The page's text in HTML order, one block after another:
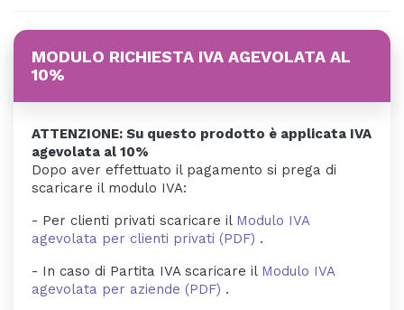
MODULO RICHIESTA IVA AGEVOLATA AL
10%
ATTENZIONE: Su questo prodotto è applicata IVA
agevolata al 10%
Dopo aver effettuato il pagamento si prega di
scaricare il modulo IVA:
- Per clienti privati scaricare il Modulo IVA
agevolata per clienti privati (PDF) .
- In caso di Partita IVA scaricare il Modulo IVA
agevolata per aziende (PDF) .